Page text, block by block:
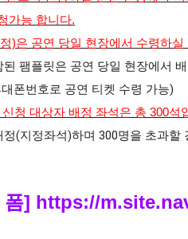
가능 합니다.
)은 공연 당일 현장에서 수령하실
팸플릿은 공연 당일 현장에서
번호로 공연 티켓 수령 가능)
청 대상자 배정 좌석은 총 300석
(지정좌석)하며 300명을 초과할
폼] https://